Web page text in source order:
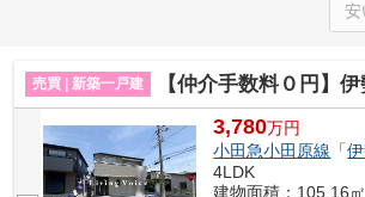
売買 | 新築一戸建 【仲介手数料０円】伊勢原市八幡台2丁目 新築
3,780万円
小田急小田原線 「
4LDK
建物面積：105.16